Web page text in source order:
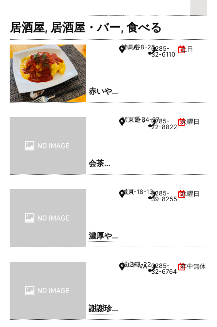
居酒屋, 居酒屋・バー, 食べる
赤いや
ね
神鳥谷6-8-230285-
32-6110
土日
会茶
(AIAI
駅東通り3-34-270285-
22-8822
火曜日
濃厚や
きそ
城東1-18-130285-
39-8255
水曜日
謝謝珍
珠 | シ
城山町3-3-22
VAL1階0285-
32-6764
年中無休